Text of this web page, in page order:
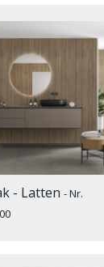
- Latten- Nr.